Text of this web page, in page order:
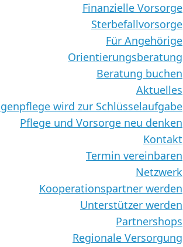
Finanzielle Vorsorge
Sterbefallvorsorge
Für Angehörige
Orientierungsberatung
Beratung buchen
Aktuelles
wird zur Schlüsselaufgabe
Pflege und Vorsorge neu denken
Kontakt
Termin vereinbaren
Netzwerk
Kooperationspartner werden
Unterstützer werden
Partnershops
Regionale Versorgung